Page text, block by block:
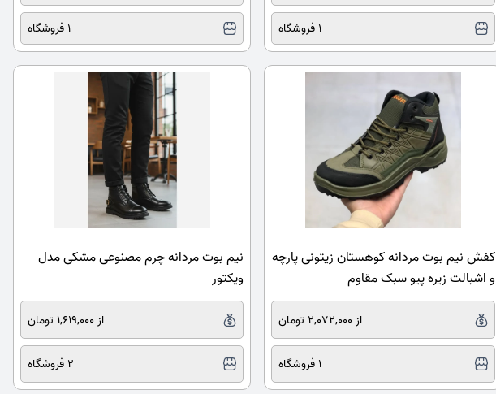
1 فروشگاه 1 فروشگاه
کفش نیم بوت مردانه کوهستان زیتونی پارچه
و اشبالت زیره پیو سبک مقاوم
از 2,072,000 تومان
1 فروشگاه
نیم بوت مردانه چرم مصنوعی مشکی مدل
ویکتور
از 1,619,000 تومان
2 فروشگاه